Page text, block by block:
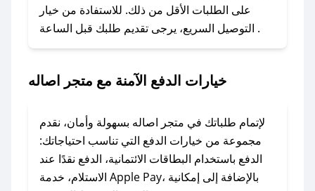
### كيفية استخدام كود خصم متجر اصاله؟
1. انسخ كود الخصم من تطبيق صحصح.
2. الصقه في خانة الدفع عند التسوق من متجر
لا تقلق! يمكنك التواصل مع فريق دعم صحصح عبر
الرسائل الخاصة على تويتر أو البريد الإلكتروني،
وسنقوم بحل المشكلة في أسرع وقت ممكن.
على الطلبات الأقل من ذلك. للاستفادة من خيار
التوصيل السريع، يرجى تقديم طلبك قبل الساعة .
خيارات الدفع الآمنة مع متجر اصاله
لإتمام طلباتك في متجر اصاله بسهولة وأمان، نقدم
مجموعة من خيارات الدفع التي تناسب احتياجاتك:
الدفع باستخدام البطاقات الائتمانية، الدفع نقدًا عند
الاستلام، خدمة Apple Pay، بالإضافة إلى إمكانية